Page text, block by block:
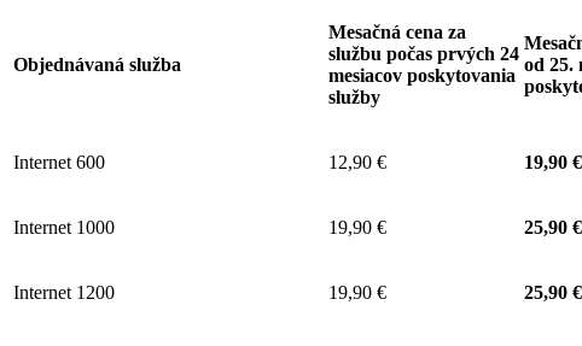
Objednávaná služba
Mesačná cena za
službu počas prvých 24
mesiacov poskytovania
služby
od 25.
Internet 600 12,90 € 19,90 €
Internet 1000 19,90 € 25,90 €
Internet 1200 19,90 € 25,90 €